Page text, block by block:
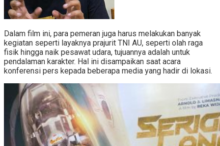
Dalam film ini, para pemeran juga harus melakukan banyak
kegiatan seperti layaknya prajurit TNI AU, seperti olah raga
fisik hingga naik pesawat udara, tujuannya adalah untuk
pendalaman karakter. Hal ini disampaikan saat acara
konferensi pers kepada beberapa media yang hadir di lokasi.